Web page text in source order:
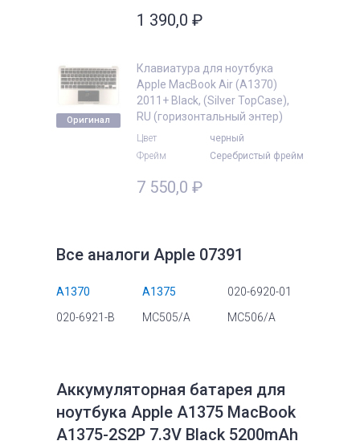
1 390,0 ₽
Оригинал
Клавиатура для ноутбука
Apple MacBook Air (A1370)
2011+ Black, (Silver TopCase),
RU (горизонтальный энтер)
Цвет
черный
Фрейм
Серебристый фрейм
7 550,0 ₽
Все аналоги Apple 07391
A1370 A1375
020-6920-01
020-6921-B
MC505/A MC506/A
Аккумуляторная батарея для
ноутбука Apple A1375 MacBook
A1375-2S2P 7.3V Black 5200mAh